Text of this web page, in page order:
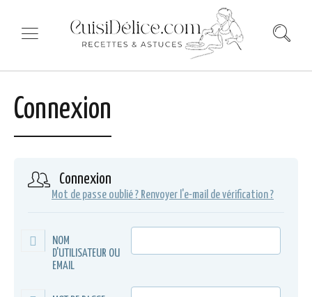
Connexion
Connexion
Mot de passe oublié ? Renvoyer l'e-mail de vérification ?
NOM
D'UTILISATEUR OU
EMAIL